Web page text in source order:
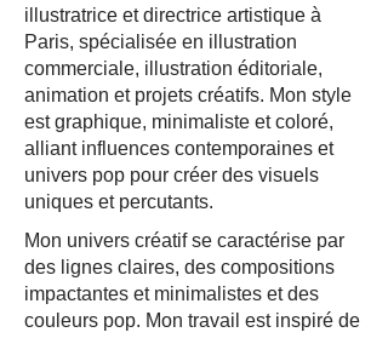
illustratrice et directrice artistique à
Paris, spécialisée en illustration
commerciale, illustration éditoriale,
animation et projets créatifs. Mon style
est graphique, minimaliste et coloré,
alliant influences contemporaines et
univers pop pour créer des visuels
uniques et percutants.
Mon univers créatif se caractérise par
des lignes claires, des compositions
impactantes et minimalistes et des
couleurs pop. Mon travail est inspiré de